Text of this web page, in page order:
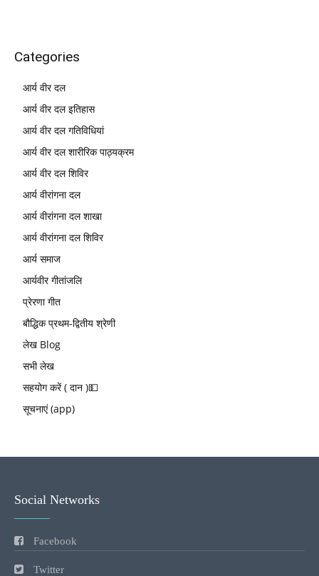
Categories
आर्य वीर दल
आर्य वीर दल इतिहास
आर्य वीर दल गतिविधियां
आर्य वीर दल शारीरिक पाठ्यक्रम
आर्य वीर दल शिविर
आर्य वीरांगना दल
आर्य वीरांगना दल शाखा
आर्य वीरांगना दल शिविर
आर्य समाज
आर्यवीर गीतांजलि
प्रेरणा गीत
बौद्धिक प्रथम-द्वितीय श्रेणी
लेख Blog
सभी लेख
सहयोग करें ( दान )💵
सूचनाएं (app)
Social Networks
Facebook
Twitter